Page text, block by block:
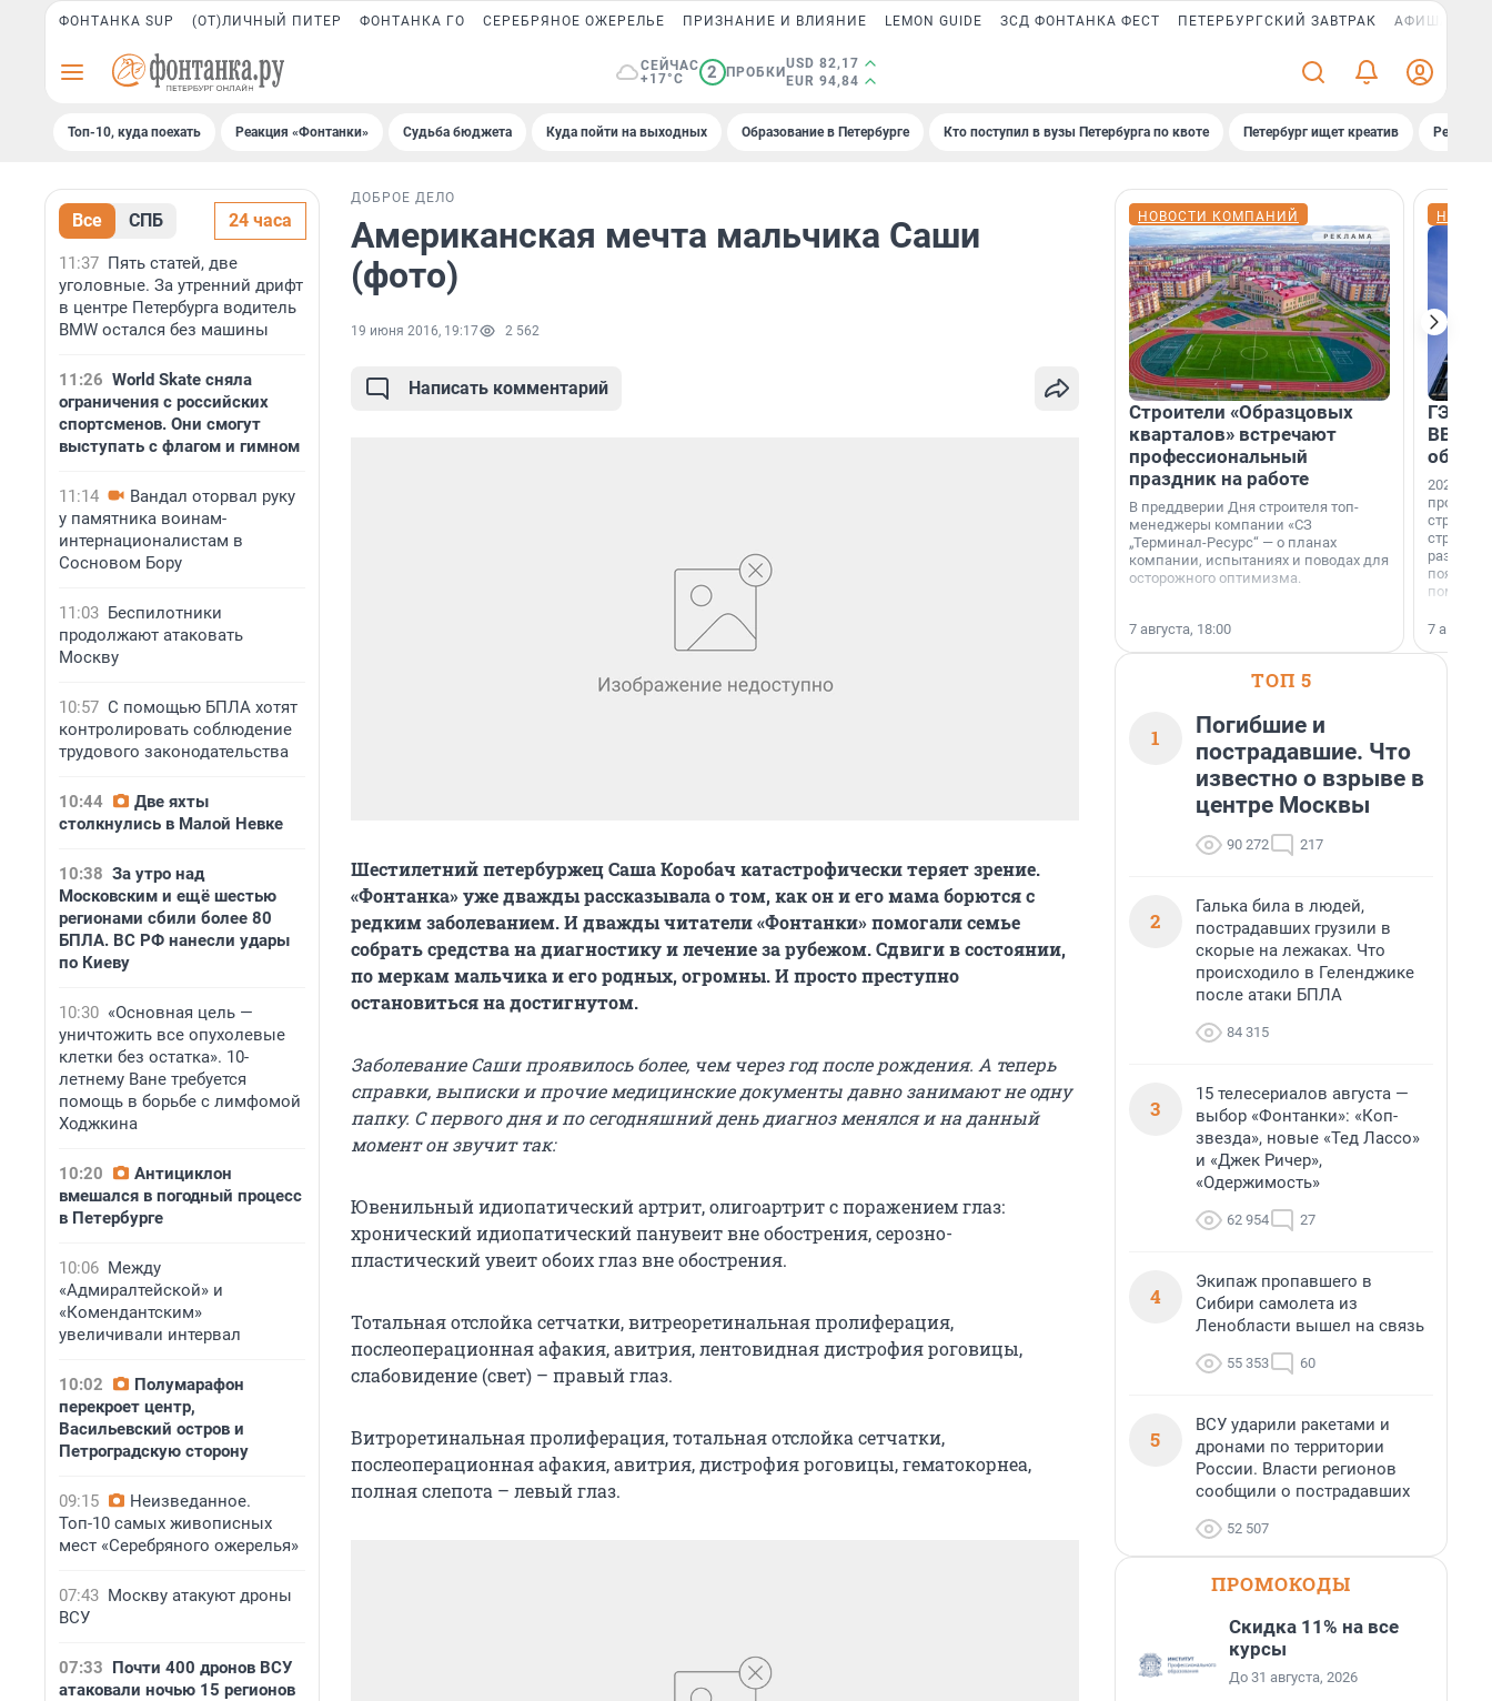
ФОНТАНКА SUP (ОТ)ЛИЧНЫЙ ПИТЕР ФОНТАНКА ГО СЕРЕБРЯНОЕ ОЖЕРЕЛЬЕ ПРИЗНАНИЕ И ВЛИЯНИЕ LEMON GUIDE ЗСД ФОНТАНКА ФЕСТ ПЕТЕРБУРГСКИЙ ЗАВТРАК АФИША PLUS
СЕЙЧАС
+17°C
2 ПРОБКИ
USD 82,17
EUR 94,84
Топ-10, куда поехать Реакция «Фонтанки» Судьба бюджета Куда пойти на выходных Образование в Петербурге Кто поступил в вузы Петербурга по квоте Петербург ищет креатив
Все СПБ 24 часа
11:37 Пять статей, две
уголовные. За утренний дрифт
в центре Петербурга водитель
BMW остался без машины
11:26 World Skate сняла
ограничения с российских
спортсменов. Они смогут
выступать с флагом и гимном
11:14
Вандал оторвал руку
у памятника воинам-
интернационалистам в
Сосновом Бору
11:03 Беспилотники
продолжают атаковать
Москву
10:57 С помощью БПЛА хотят
контролировать соблюдение
трудового законодательства
10:44
Две яхты
столкнулись в Малой Невке
10:38 За утро над
Московским и ещё шестью
регионами сбили более 80
БПЛА. ВС РФ нанесли удары
по Киеву
10:30 «Основная цель —
уничтожить все опухолевые
клетки без остатка». 10-
летнему Ване требуется
помощь в борьбе с лимфомой
Ходжкина
10:20
Антициклон
вмешался в погодный процесс
в Петербурге
10:06 Между
«Адмиралтейской» и
«Комендантским»
увеличивали интервал
10:02
Полумарафон
перекроет центр,
Васильевский остров и
Петроградскую сторону
09:15
Неизведанное.
Топ-10 самых живописных
мест «Серебряного ожерелья»
07:43 Москву атакуют дроны
ВСУ
07:33 Почти 400 дронов ВСУ
атаковали ночью 15 регионов
ДОБРОЕ ДЕЛО
Американская мечта мальчика Саши
(фото)
19 июня 2016, 19:17 2 562
Написать комментарий
Шестилетний петербуржец Саша Коробач катастрофически теряет зрение.
«Фонтанка» уже дважды рассказывала о том, как он и его мама борются с
редким заболеванием. И дважды читатели «Фонтанки» помогали семье
собрать средства на диагностику и лечение за рубежом. Сдвиги в состоянии,
по меркам мальчика и его родных, огромны. И просто преступно
остановиться на достигнутом.
Заболевание Саши проявилось более, чем через год после рождения. А теперь
справки, выписки и прочие медицинские документы давно занимают не одну
папку. С первого дня и по сегодняшний день диагноз менялся и на данный
момент он звучит так:
Ювенильный идиопатический артрит, олигоартрит с поражением глаз:
хронический идиопатический панувеит вне обострения, серозно-
пластический увеит обоих глаз вне обострения.
Тотальная отслойка сетчатки, витреоретинальная пролиферация,
послеоперационная афакия, авитрия, лентовидная дистрофия роговицы,
слабовидение (свет) – правый глаз.
Витроретинальная пролиферация, тотальная отслойка сетчатки,
послеоперационная афакия, авитрия, дистрофия роговицы, гематокорнеа,
полная слепота – левый глаз.
НОВОСТИ КОМПАНИЙ
Строители «Образцовых
кварталов» встречают
профессиональный
праздник на работе
В преддверии Дня строителя топ-
менеджеры компании «СЗ
„Терминал-Ресурс“ — о планах
компании, испытаниях и поводах для
осторожного оптимизма.
7 августа, 18:00
ГЭС,
ВВП: в
об
2026-й —
раз. В
7
ТОП 5
1
Погибшие и
пострадавшие. Что
известно о взрыве в
центре Москвы
90 272 217
2
Галька била в людей,
пострадавших грузили в
скорые на лежаках. Что
происходило в Геленджике
после атаки БПЛА
84 315
3
15 телесериалов августа —
выбор «Фонтанки»: «Коп-
звезда», новые «Тед Лассо»
и «Джек Ричер»,
«Одержимость»
62 954 27
4
Экипаж пропавшего в
Сибири самолета из
Ленобласти вышел на связь
55 353 60
5
ВСУ ударили ракетами и
дронами по территории
России. Власти регионов
сообщили о пострадавших
52 507
ПРОМОКОДЫ
Скидка 11% на все
курсы
До 31 августа, 2026